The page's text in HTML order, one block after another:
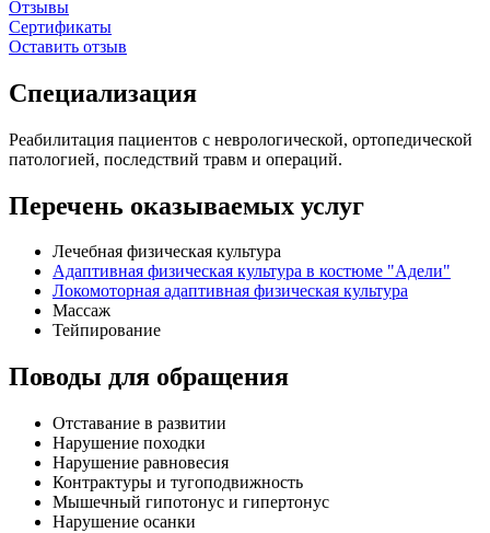
Отзывы
Сертификаты
Оставить отзыв
Специализация
Реабилитация пациентов с неврологической, ортопедической
патологией, последствий травм и операций.
Перечень оказываемых услуг
Лечебная физическая культура
Адаптивная физическая культура в костюме "Адели"
Локомоторная адаптивная физическая культура
Массаж
Тейпирование
Поводы для обращения
Отставание в развитии
Нарушение походки
Нарушение равновесия
Контрактуры и тугоподвижность
Мышечный гипотонус и гипертонус
Нарушение осанки